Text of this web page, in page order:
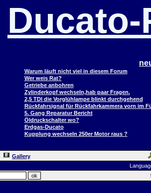
Warum läuft nicht viel in diesem Forum
Wer weis Rat?
Getriebe anbohren
Zylinderkopf wechseln,hab paar Fragen.
2,5 TDI die Vorglühlampe blinkt durchgehend
Rückfahrsignal für Rückfahrkammera vorn im
5. Gang Reparatur Bericht
Öldruckschalter wo?
Erdgas-Ducato
Kupplung wechseln 250er Motor raus ?
Gallery